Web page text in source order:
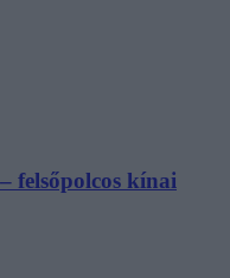
felsőpolcos kínai